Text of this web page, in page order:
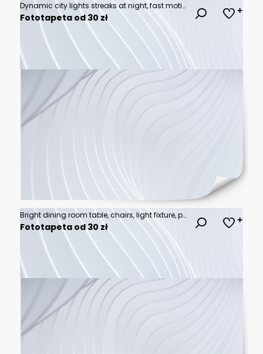
Dynamic city lights streaks at night, fast motion blur.
Fototapeta od 30 zł
Bright dining room table, chairs, light fixture, plant, art, window, view
Fototapeta od 30 zł